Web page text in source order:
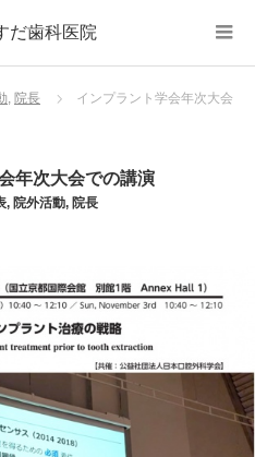
だ歯科医院
, 院長
インプラント学会年次大会
年次大会での講演
, 院外活動, 院長